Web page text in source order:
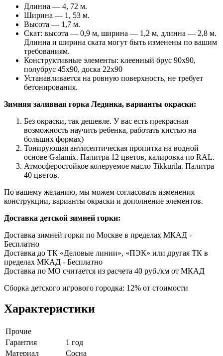
Длинна — 4, 72 м.
Ширина — 1, 53 м.
Высота — 1,7 м.
Скат: высота — 0,9 м, ширина — 1,2 м, длинна — 2,8 м.
Длинна и ширина ската могут быть изменены по вашим
требованиям.
Конструктивные элементы: клеенный брус 90х90,
полубрус 45х90, доска 22х90
Устанавливается на ровную поверхность, не требует
бетонирования.
Зимняя заливная горка Ледянка, варианты окраски:
Без окраски, так дешевле. У вас есть прекрасная
возможность научить ребенка, работать кистью на
больших формах)
Тонирующая антисептическая пропитка на водной
основе Galamix. Палитра 12 цветов, калировка по RAL.
Атмосферостойкое колеруемое масло Tikkurila. Палитра
40 цветов.
По вашему желанию, мы можем согласовать изменения
конструкции, варианты окраски и дополнение элементов.
Доставка детской зимней горки:
Доставка зимней горки по Москве в пределах МКАД -
Бесплатно
Доставка до ТК «Деловые линии», «ПЭК» или другая ТК в
пределах МКАД - Бесплатно
Доставка по МО считается из расчета 40 руб./км от МКАД
Сборка детского игрового городка: 12% от стоимости
Характеристики
Прочие
Гарантия
1 год
Материал
Сосна